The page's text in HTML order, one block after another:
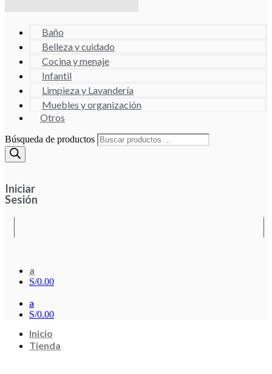
Baño
Belleza y cuidado
Cocina y menaje
Infantil
Limpieza y Lavandería
Muebles y organización
Otros
Búsqueda de productos
Iniciar
Sesión
a
S/0.00
a
S/0.00
Inicio
Tienda